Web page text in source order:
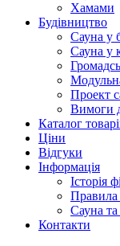
Хамами
Будівництво
Сауна у
Сауна у
Проект
Вимоги
Каталог
Ціни
Відгуки
Інформація
Історія
Правила
Сауна
Контакти